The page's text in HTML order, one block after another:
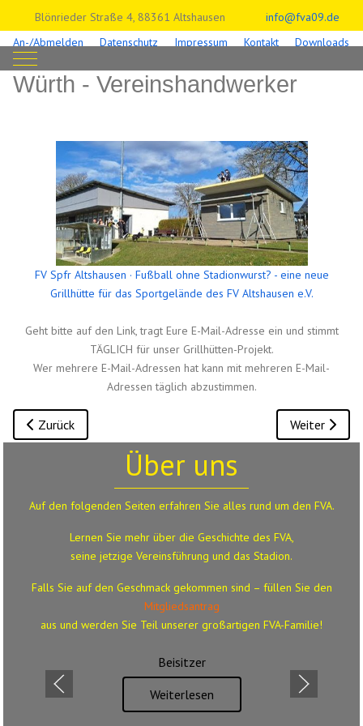
Blönrieder Straße 4, 88361 Altshausen
info@fva09.de
An-/Abmelden
Datenschutz Impressum Kontakt
Downloads
Mobile Menu Toggle
Würth - Vereinshandwerker
FV Spfr Altshausen · Fußball ohne Stadionwurst? - eine neue
Grillhütte für das Sportgelände des FV Altshausen e.V.
Geht bitte auf den Link, tragt Eure E-Mail-Adresse ein und stimmt
TÄGLICH für unser Grillhütten-Projekt.
Wer mehrere E-Mail-Adressen hat kann mit mehreren E-Mail-
Adressen täglich abzustimmen.
Vorheriger Beitrag: Trinkwasserspender beim FVA!
Zurück Nächster
Weiter
Über uns
Auf den folgenden Seiten erfahren Sie alles rund um den FVA.
Lernen Sie mehr über die Geschichte des FVA,
seine jetzige Vereinsführung und das Stadion.
Falls Sie auf den Geschmack gekommen sind – füllen Sie den
Mitgliedsantrag
aus und werden Sie Teil unserer großartigen FVA-Familie!
Beisitzer
Weiterlesen